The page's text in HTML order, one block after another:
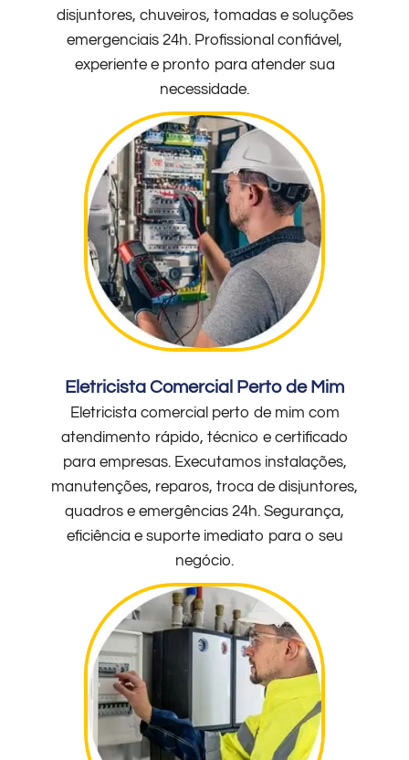
disjuntores, chuveiros, tomadas e soluções
emergenciais 24h. Profissional confiável,
experiente e pronto para atender sua
necessidade.
Eletricista Comercial Perto de Mim
Eletricista comercial perto de mim com
atendimento rápido, técnico e certificado
para empresas. Executamos instalações,
manutenções, reparos, troca de disjuntores,
quadros e emergências 24h. Segurança,
eficiência e suporte imediato para o seu
negócio.